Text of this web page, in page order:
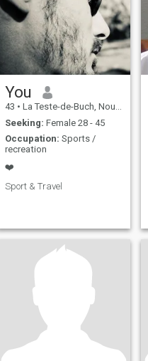
You
43 • La Teste-de-Buch, Nouvelle-Aquitaine, France
Seeking: Female 28 - 45
Occupation: Sports /
recreation
❤️
Sport & Travel